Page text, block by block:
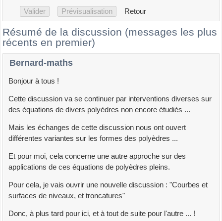
Retour
Résumé de la discussion (messages les plus
récents en premier)
Bernard-maths
Bonjour à tous !
Cette discussion va se continuer par interventions diverses sur
des équations de divers polyèdres non encore étudiés ...
Mais les échanges de cette discussion nous ont ouvert
différentes variantes sur les formes des polyèdres ...
Et pour moi, cela concerne une autre approche sur des
applications de ces équations de polyèdres pleins.
Pour cela, je vais ouvrir une nouvelle discussion : "Courbes et
surfaces de niveaux, et troncatures"
Donc, à plus tard pour ici, et à tout de suite pour l'autre ... !